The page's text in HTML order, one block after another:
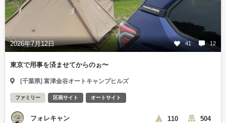
2026年7月12日 41 12
東京で用事を済ませてからのぉ〜
[千葉県] 富津金谷オートキャンプヒルズ
ファミリー 区画サイト オートサイト
フォレキャン 110 504